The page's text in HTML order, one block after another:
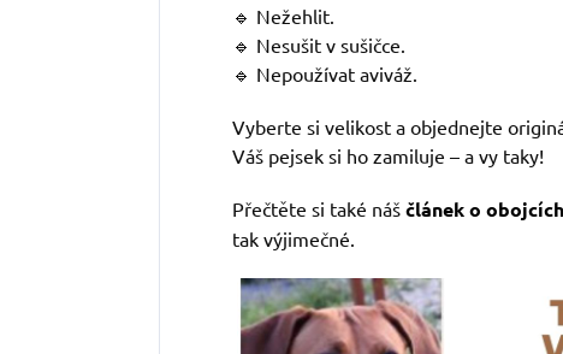
🔹 Nežehlit.
🔹 Nesušit v sušičce.
🔹 Nepoužívat aviváž.
Vyberte si velikost a objednejte
Váš pejsek si ho zamiluje – a vy taky!
Přečtěte si také náš článek o
tak výjimečné.